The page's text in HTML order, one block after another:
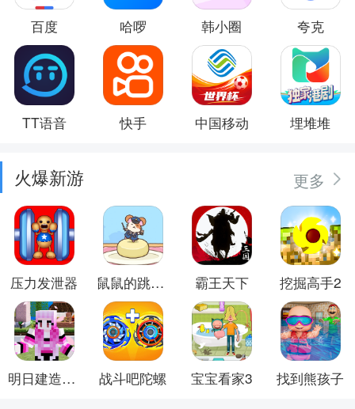
百度 哈啰 韩小圈 夸克
TT语音 快手 中国移动 埋堆堆
火爆新游 更多
压力发泄器 鼠鼠的跳跃冒险 霸王天下 挖掘高手2
明日建造大师 战斗吧陀螺 宝宝看家3 找到熊孩子